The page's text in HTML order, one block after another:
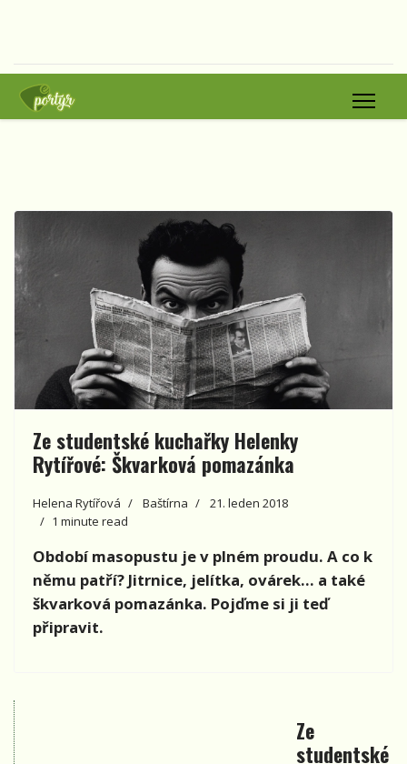
Ze studentské kuchařky Helenky
Rytířové: Škvarková pomazánka
Helena Rytířová Baštírna
21. leden 2018
1 minute read
Období masopustu je v plném proudu. A co k
němu patří? Jitrnice, jelítka, ovárek… a také
škvarková pomazánka. Pojďme si ji teď
připravit.
Ze
studentské